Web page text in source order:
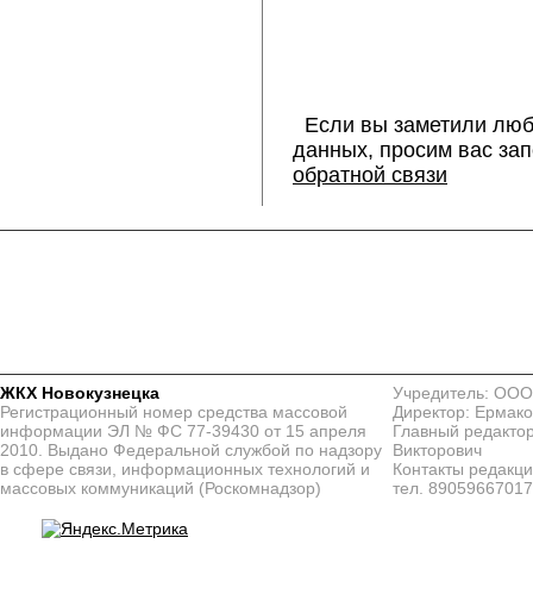
Если вы заметили
данных, просим вас
обратной связи
ЖКХ Новокузнецка
Регистрационный номер средства массовой
информации ЭЛ № ФС 77-39430 от 15 апреля
2010. Выдано Федеральной службой по надзору
в сфере связи, информационных технологий и
массовых коммуникаций (Роскомнадзор)
Учредитель:
Директор:
Главный
Викторович
Контакты
тел. 89059667017